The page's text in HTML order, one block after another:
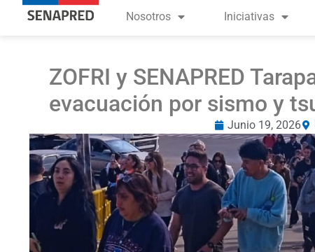
Nosotros Iniciativas
ZOFRI y SENAPRED
evacuación por sismo y
Junio 19, 2026